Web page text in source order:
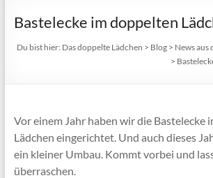
und
Schreibwaren
Bastelecke im doppelten
Du bist hier: Das doppelte Lädchen > Blog > News aus
>
Vor einem Jahr haben wir die Bastelecke
Lädchen eingerichtet. Und auch dieses
ein kleiner Umbau. Kommt vorbei und
überraschen.